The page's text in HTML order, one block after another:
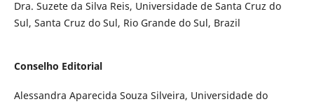
Dra. Suzete da Silva Reis, Universidade de Santa Cruz do
Sul, Santa Cruz do Sul, Rio Grande do Sul, Brazil
Conselho Editorial
Alessandra Aparecida Souza Silveira, Universidade do